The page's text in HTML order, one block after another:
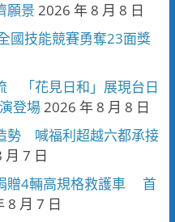
願景 2026 年 8 月 8 日
國技能競賽勇奪23面獎
「花見日和」展現台日
登場2026 年 8 月 8 日
勢 喊福利超越六都承接
月 7 日
贈4輛高規格救護車 首
8 月 7 日